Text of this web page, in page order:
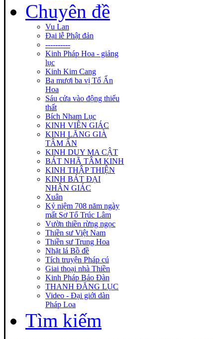
Chuyên đề
Vu Lan
Đại lễ Phật đản
----------
Kinh Pháp Hoa - giảng
lục
Kinh Kim Cang
Ba mươi ba vị Tổ Ấn
Hoa
Sáu cửa vào động thiếu
thất
Bích Nham Lục
KINH VIÊN GIÁC
KINH LĂNG GIÀ
TÂM ẤN
KINH DUY MA CẬT
BÁT NHÃ TÂM KINH
KINH THẬP THIỆN
KINH BÁT ĐẠI
NHÂN GIÁC
Xuân
Kỷ niệm 708 năm ngày
mất Sơ Tổ Trúc Lâm
Vườn thiền rừng ngọc
Thiền sư Việt Nam
Thiền sư Trung Hoa
Nhặt lá Bồ đề
Tích truyện Pháp cú
Giai thoại nhà Thiền
Kinh Pháp Bảo Đàn
THANH ĐĂNG LỤC
Video - Đại giới dàn
Pháp Loa
Tìm kiếm